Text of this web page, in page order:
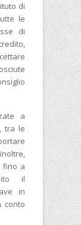
di
le
di
a
tra le
inoltre,
fino a
il
in
conto